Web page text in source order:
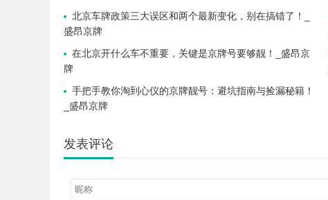
北京车牌政策三大误区和两个最新变化，别在搞错了！_
盛昂京牌
在北京开什么车不重要，关键是京牌号要够靓！_盛昂京
牌
手把手教你淘到心仪的京牌靓号：避坑指南与捡漏秘籍！
_盛昂京牌
发表评论